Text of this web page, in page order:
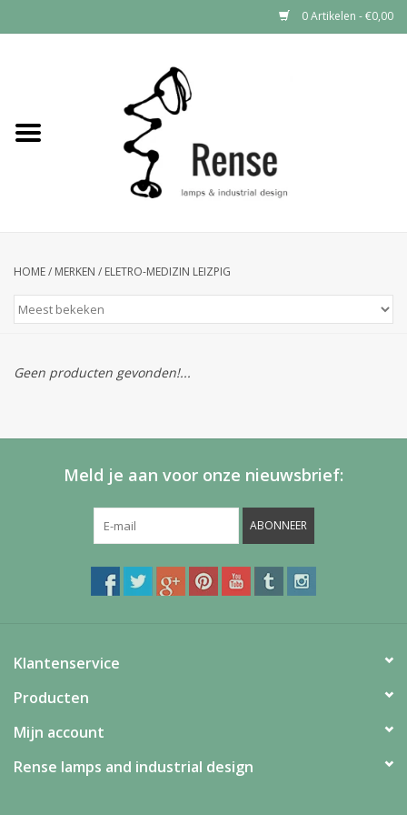
0 Artikelen - €0,00
Industrial lamps
HOME/ MERKEN / ELETRO-MEDIZIN LEIZPIG
Geen producten gevonden!...
Meld je aan voor onze nieuwsbrief:
ABONNEER
Klantenservice
Producten
Mijn account
Rense lamps and industrial design